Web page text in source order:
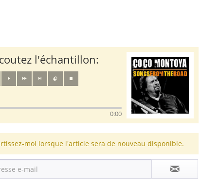
l'échantillon:
0:00
moi lorsque l'article sera de nouveau disponible.